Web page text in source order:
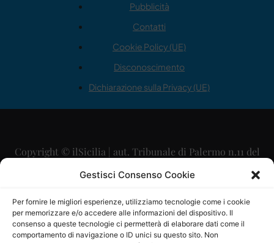
Gestisci Consenso Cookie
Per fornire le migliori esperienze, utilizziamo tecnologie come i cookie
per memorizzare e/o accedere alle informazioni del dispositivo. Il
consenso a queste tecnologie ci permetterà di elaborare dati come il
comportamento di navigazione o ID unici su questo sito. Non
Pubblicità
Contatti
Cookie Policy (UE)
Disconoscimento
Dichiarazione sulla Privacy (UE)
Copyright © ilSicilia | aut. Tribunale di Palermo n.11 del
29/09/2015
Direttore Editoriale: Maurizio Scaglione